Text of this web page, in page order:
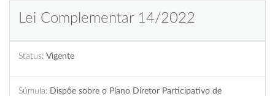
Lei Complementar 14/2022
Status: Vigente
Súmula: Dispõe sobre o Plano Diretor Participativo de